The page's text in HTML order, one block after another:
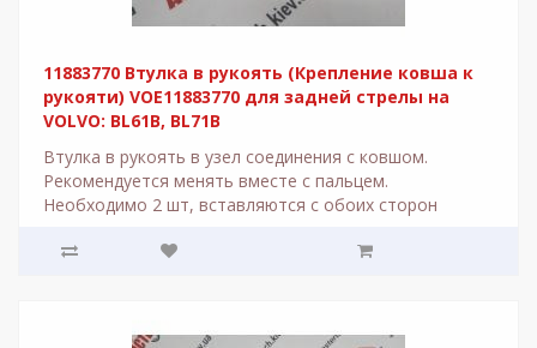
11883770 Втулка в рукоять (Крепление ковша к
рукояти) VOE11883770 для задней стрелы на
VOLVO: BL61B, BL71B
Втулка в рукоять в узел соединения с ковшом.
Рекомендуется менять вместе с пальцем.
Необходимо 2 шт, вставляются с обоих сторон